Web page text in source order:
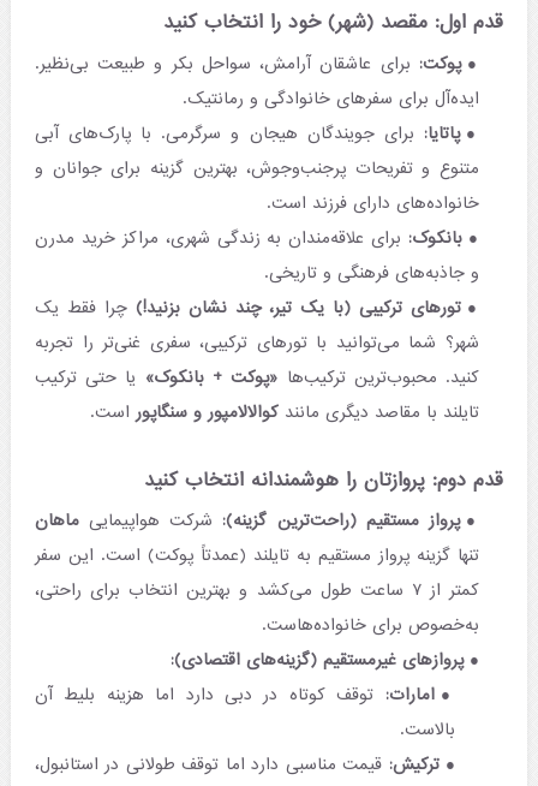
قدم اول: مقصد (شهر) خود را انتخاب کنید
پوکت: برای عاشقان آرامش، سواحل بکر و طبیعت بی‌نظیر.
ایده‌آل برای سفرهای خانوادگی و رمانتیک.
پاتایا: برای جویندگان هیجان و سرگرمی. با پارک‌های آبی
متنوع و تفریحات پرجنب‌وجوش، بهترین گزینه برای جوانان و
خانواده‌های دارای فرزند است.
بانکوک: برای علاقه‌مندان به زندگی شهری، مراکز خرید مدرن
و جاذبه‌های فرهنگی و تاریخی.
تورهای ترکیبی (با یک تیر، چند نشان بزنید!) چرا فقط یک
شهر؟ شما می‌توانید با تورهای ترکیبی، سفری غنی‌تر را تجربه
کنید. محبوب‌ترین ترکیب‌ها «پوکت + بانکوک» یا حتی ترکیب
تایلند با مقاصد دیگری مانند کوالالامپور و سنگاپور است.
قدم دوم: پروازتان را هوشمندانه انتخاب کنید
پرواز مستقیم (راحت‌ترین گزینه): شرکت هواپیماییماهان
تنها گزینه پرواز مستقیم به تایلند (عمدتاً پوکت) است. این سفر
کمتر از ۷ ساعت طول می‌کشد و بهترین انتخاب برای راحتی،
به‌خصوص برای خانواده‌هاست.
پروازهای غیرمستقیم (گزینه‌های اقتصادی):
امارات: توقف کوتاه در دبی دارد اما هزینه بلیط آن
بالاست.
ترکیش: قیمت مناسبی دارد اما توقف طولانی در استانبول،